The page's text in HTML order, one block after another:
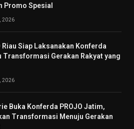
Promo Spesial
2026
Riau Siap Laksanakan Konferda
Transformasi Gerakan Rakyat yang
2026
Buka Konferda PROJO Jatim,
Transformasi Menuju Gerakan